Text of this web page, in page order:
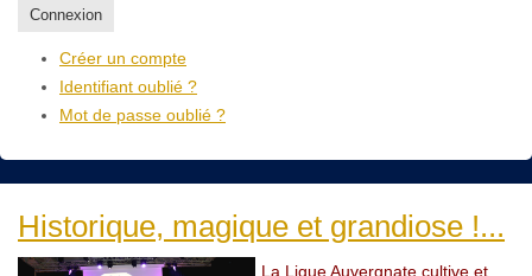
Connexion
Créer un compte
Identifiant oublié ?
Mot de passe oublié ?
Historique, magique et grandiose !...
La Ligue Auvergnate cultive et